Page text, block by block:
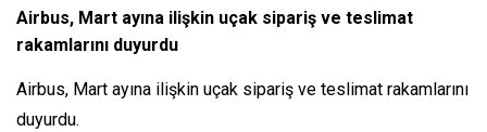
Airbus, Mart ayına ilişkin uçak sipariş ve teslimat
rakamlarını duyurdu
Airbus, Mart ayına ilişkin uçak sipariş ve teslimat rakamlarını
duyurdu.